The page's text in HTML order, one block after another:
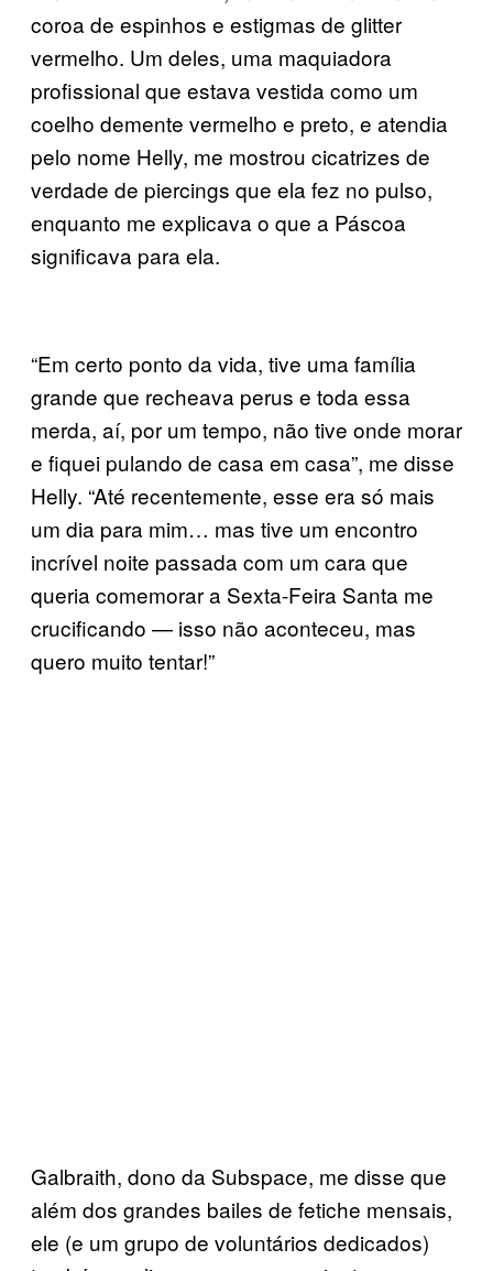
coroa de espinhos e estigmas de glitter
vermelho. Um deles, uma maquiadora
profissional que estava vestida como um
coelho demente vermelho e preto, e atendia
pelo nome Helly, me mostrou cicatrizes de
verdade de piercings que ela fez no pulso,
enquanto me explicava o que a Páscoa
significava para ela.
“Em certo ponto da vida, tive uma família
grande que recheava perus e toda essa
merda, aí, por um tempo, não tive onde morar
e fiquei pulando de casa em casa”, me disse
Helly. “Até recentemente, esse era só mais
um dia para mim… mas tive um encontro
incrível noite passada com um cara que
queria comemorar a Sexta-Feira Santa me
crucificando — isso não aconteceu, mas
quero muito tentar!”
Galbraith, dono da Subspace, me disse que
além dos grandes bailes de fetiche mensais,
ele (e um grupo de voluntários dedicados)